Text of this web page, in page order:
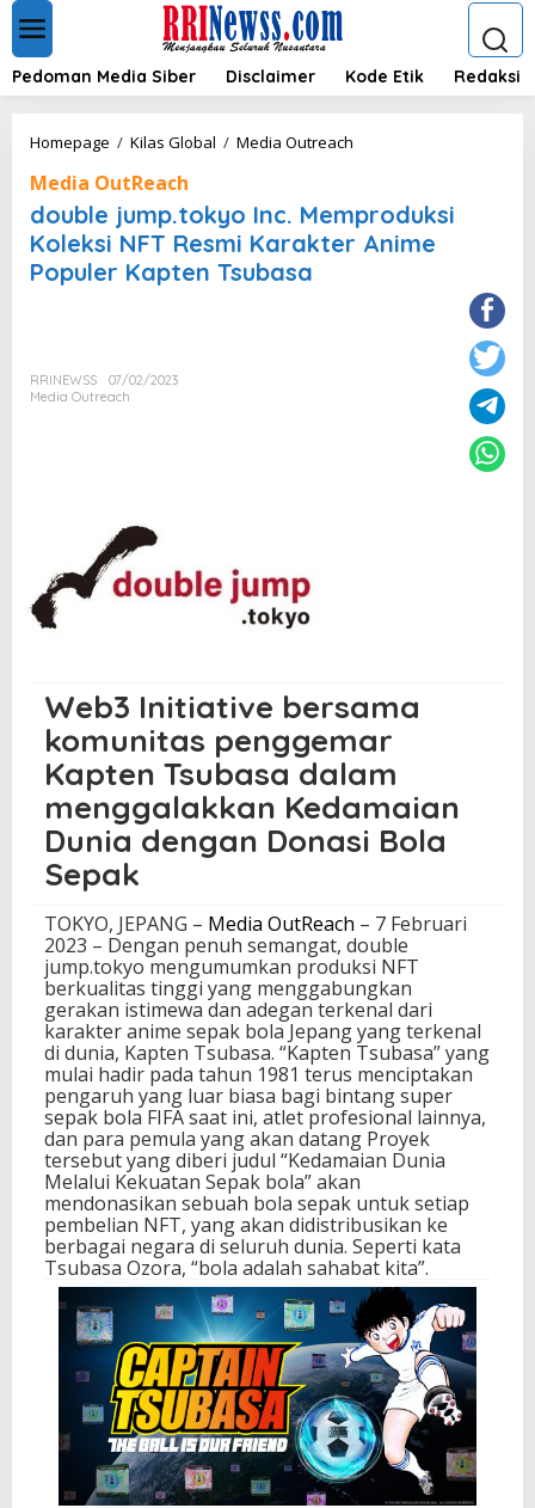
t
Pedoman Media Siber Disclaimer Kode Etik Redaksi
Homepage / Kilas Global / Media Outreach
b
l
e
d
u
k
s
i
K
l
s
i
N
F
T
R
e
s
m
i
K
a
r
a
k
t
e
r
A
n
i
m
e
P
o
p
u
l
Media OutReach
double jump.tokyo Inc. Memproduksi
Koleksi NFT Resmi Karakter Anime
Populer Kapten Tsubasa
RRINEWSS
07/02/2023
Media Outreach
Web3 Initiative bersama
komunitas penggemar
Kapten Tsubasa dalam
menggalakkan Kedamaian
Dunia dengan Donasi Bola
Sepak
TOKYO, JEPANG – Media OutReach – 7 Februari
2023 – Dengan penuh semangat, double
jump.tokyo mengumumkan produksi NFT
berkualitas tinggi yang menggabungkan
gerakan istimewa dan adegan terkenal dari
karakter anime sepak bola Jepang yang terkenal
di dunia, Kapten Tsubasa. “Kapten Tsubasa” yang
mulai hadir pada tahun 1981 terus menciptakan
pengaruh yang luar biasa bagi bintang super
sepak bola FIFA saat ini, atlet profesional lainnya,
dan para pemula yang akan datang Proyek
tersebut yang diberi judul “Kedamaian Dunia
Melalui Kekuatan Sepak bola” akan
mendonasikan sebuah bola sepak untuk setiap
pembelian NFT, yang akan didistribusikan ke
berbagai negara di seluruh dunia. Seperti kata
Tsubasa Ozora, “bola adalah sahabat kita”.